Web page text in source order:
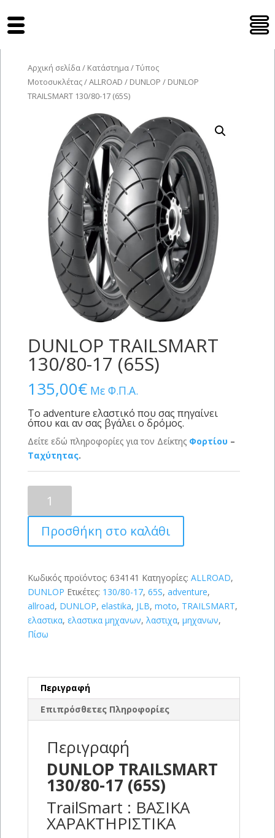
Αρχική σελίδα/ Κατάστημα/Τύπος
Μοτοσυκλέτας/ALLROAD / DUNLOP / DUNLOP
TRAILSMART 130/80-17 (65S)
DUNLOP TRAILSMART
130/80-17 (65S)
135,00€ Με Φ.Π.Α.
Το adventure ελαστικό που σας πηγαίνει
όπου και αν σας βγάλει ο δρόμος.
Δείτε εδώ πληροφορίες για τον Δείκτης Φορτίου –
Ταχύτητας.
TRAILSMART
130/80-
(65S)
Προσθήκη στο καλάθι
Κωδικός προϊόντος: 634141 Κατηγορίες: ALLROAD,
DUNLOP Ετικέτες: 130/80-17, 65S, adventure,
allroad, DUNLOP, elastika, JLB, moto, TRAILSMART,
ελαστικα, ελαστικα μηχανων, λαστιχα, μηχανων,
Πίσω
Περιγραφή
Επιπρόσθετες Πληροφορίες
Περιγραφή
DUNLOP TRAILSMART
130/80-17 (65S)
TrailSmart : ΒΑΣΙΚΑ
ΧΑΡΑΚΤΗΡΙΣΤΙΚΑ